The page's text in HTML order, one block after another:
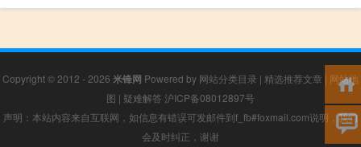
Copyright © 2012 - 2026 米锋网 Powered by 网站分类目录 | 精选推荐文章 | 网站地
图 | 疑难解答 沪ICP备08012897号
声明：本站内容来自互联网，如信息有错误可发邮件到f_fb#foxmail.com说明，我们
会及时纠正，谢谢